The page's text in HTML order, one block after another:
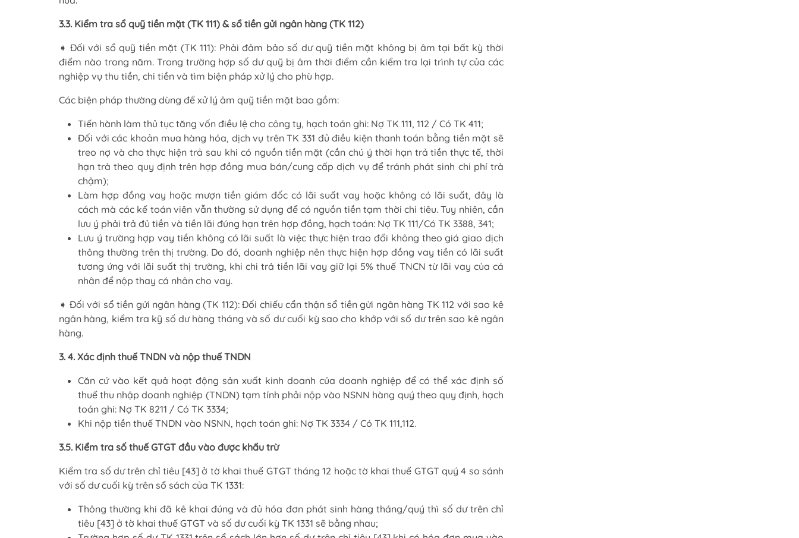
3.3. Kiểm tra sổ quỹ tiền mặt (TK 111) & sổ tiền gửi ngân hàng (TK 112)
➧ Đối với sổ quỹ tiền mặt (TK 111): Phải đảm bảo số dư quỹ tiền mặt không bị âm tại bất kỳ thời
điểm nào trong năm. Trong trường hợp số dư quỹ bị âm thời điểm cần kiểm tra lại trình tự của các
nghiệp vụ thu tiền, chi tiền và tìm biện pháp xử lý cho phù hợp.
Các biện pháp thường dùng để xử lý âm quỹ tiền mặt bao gồm:
Tiến hành làm thủ tục tăng vốn điều lệ cho công ty, hạch toán ghi: Nợ TK 111, 112 / Có TK 411;
Đối với các khoản mua hàng hóa, dịch vụ trên TK 331 đủ điều kiện thanh toán bằng tiền mặt sẽ
treo nợ và cho thực hiện trả sau khi có nguồn tiền mặt (cần chú ý thời hạn trả tiền thực tế, thời
hạn trả theo quy định trên hợp đồng mua bán/cung cấp dịch vụ để tránh phát sinh chi phí trả
chậm);
Làm hợp đồng vay hoặc mượn tiền giám đốc có lãi suất vay hoặc không có lãi suất, đây là
cách mà các kế toán viên vẫn thường sử dụng để có nguồn tiền tạm thời chi tiêu. Tuy nhiên, cần
lưu ý phải trả đủ tiền và tiền lãi đúng hạn trên hợp đồng, hạch toán: Nợ TK 111/Có TK 3388, 341;
Lưu ý trường hợp vay tiền không có lãi suất là việc thực hiện trao đổi không theo giá giao dịch
thông thường trên thị trường. Do đó, doanh nghiệp nên thực hiện hợp đồng vay tiền có lãi suất
tương ứng với lãi suất thị trường, khi chi trả tiền lãi vay giữ lại 5% thuế TNCN từ lãi vay của cá
nhân để nộp thay cá nhân cho vay.
➧ Đối với sổ tiền gửi ngân hàng (TK 112): Đối chiếu cẩn thận sổ tiền gửi ngân hàng TK 112 với sao kê
ngân hàng, kiểm tra kỹ số dư hàng tháng và số dư cuối kỳ sao cho khớp với số dư trên sao kê ngân
hàng.
3. 4. Xác định thuế TNDN và nộp thuế TNDN
Căn cứ vào kết quả hoạt động sản xuất kinh doanh của doanh nghiệp để có thể xác định số
thuế thu nhập doanh nghiệp (TNDN) tạm tính phải nộp vào NSNN hàng quý theo quy định, hạch
toán ghi: Nợ TK 8211 / Có TK 3334;
Khi nộp tiền thuế TNDN vào NSNN, hạch toán ghi: Nợ TK 3334 / Có TK 111,112.
3.5. Kiểm tra số thuế GTGT đầu vào được khấu trừ
Kiểm tra số dư trên chỉ tiêu [43] ở tờ khai thuế GTGT tháng 12 hoặc tờ khai thuế GTGT quý 4 so sánh
với số dư cuối kỳ trên sổ sách của TK 1331:
Thông thường khi đã kê khai đúng và đủ hóa đơn phát sinh hàng tháng/quý thì số dư trên chỉ
tiêu [43] ở tờ khai thuế GTGT và số dư cuối kỳ TK 1331 sẽ bằng nhau;